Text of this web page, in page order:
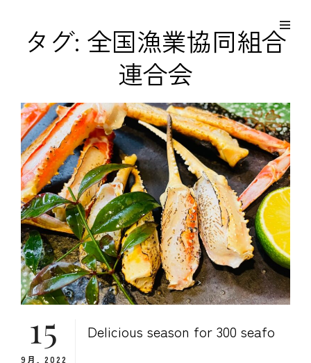
EDO KAGURA
Authentic Traditional Cultural Experiences
Overlayタグ: 全国漁業協同組合
連合会
15
9月, 2022
Delicious season for 300 seafo